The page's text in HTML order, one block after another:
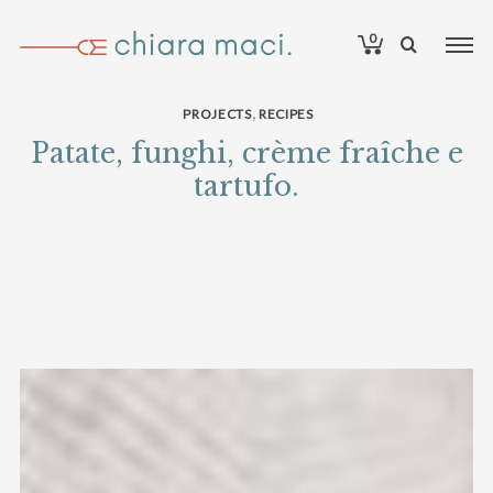
0
PROJECTS, RECIPES
Patate, funghi, crème fraîche e
tartufo.